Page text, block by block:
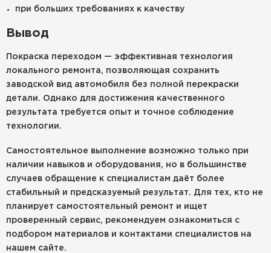
при больших требованиях к качеству
Вывод
Покраска переходом — эффективная технология
локального ремонта, позволяющая сохранить
заводской вид автомобиля без полной перекраски
детали. Однако для достижения качественного
результата требуется опыт и точное соблюдение
технологии.
Самостоятельное выполнение возможно только при
наличии навыков и оборудования, но в большинстве
случаев обращение к специалистам даёт более
стабильный и предсказуемый результат. Для тех, кто не
планирует самостоятельный ремонт и ищет
проверенный сервис, рекомендуем ознакомиться с
подбором материалов и контактами специалистов на
нашем сайте.